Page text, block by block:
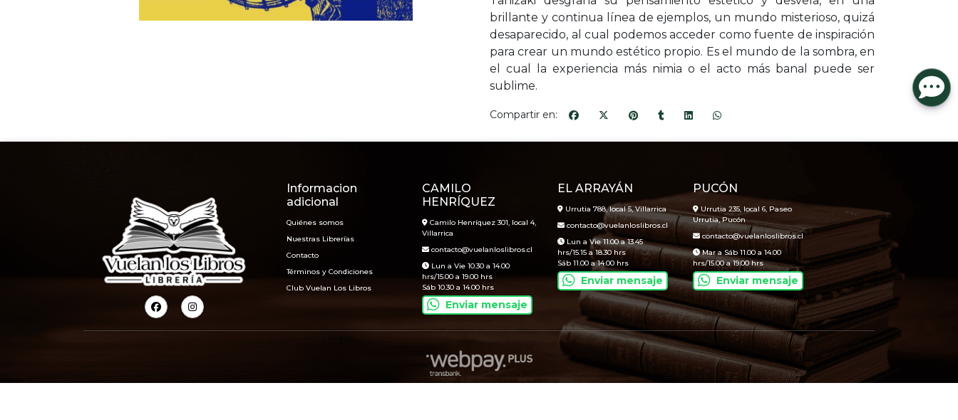
brillante y continua línea de ejemplos, un mundo misterioso, quizá
desaparecido, al cual podemos acceder como fuente de inspiración
para crear un mundo estético propio. Es el mundo de la sombra, en
el cual la experiencia más nimia o el acto más banal puede ser
sublime.
Compartir en:
Informacion
adicional
Quiénes somos
Nuestras Librerías
Contacto
Términos y Condiciones
Club Vuelan Los Libros
CAMILO
HENRÍQUEZ
Camilo Henríquez 301, local 4,
Villarrica
contacto@vuelanloslibros.cl
Lun a Vie 10.30 a 14.00
hrs/15.00 a 19.00 hrs
Sáb 10.30 a 14.00 hrs
Enviar mensaje
EL ARRAYÁN
Urrutia 788, local 5, Villarrica
contacto@vuelanloslibros.cl
Lun a Vie 11.00 a 13.45
hrs/15.15 a 18.30 hrs
Sáb 11.00 a 14.00 hrs
Enviar mensaje
PUCÓN
Urrutia 235, local 6, Paseo
Urrutia, Pucón
contacto@vuelanloslibros.cl
Mar a Sáb 11.00 a 14.00
hrs/15.00 a 19.00 hrs
Enviar mensaje